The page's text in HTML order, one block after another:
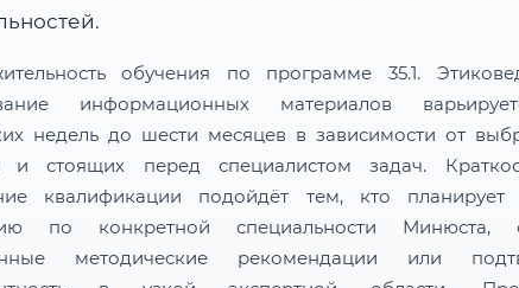
обучения по программе 35.1.
информационных материалов
недель до шести месяцев в зависимости от
и стоящих перед специалистом задач.
квалификации подойдёт тем, кто планирует
по конкретной специальности Минюста,
методические рекомендации или